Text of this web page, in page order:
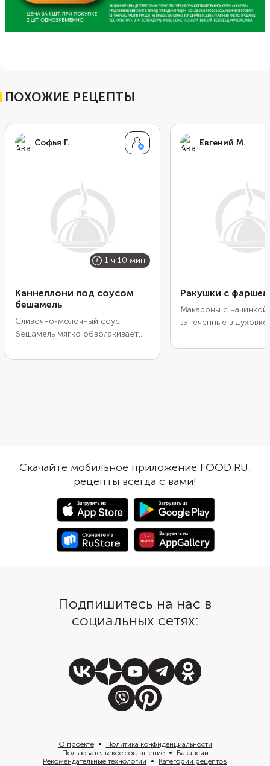
ПОХОЖИЕ РЕЦЕПТЫ
Софья Г.
1 ч 10 мин
Каннеллони под соусом
бешамель
Сливочно-молочный соус
бешамель мягко обволакивает
начиненные фаршем в томатной
характерный пикантный вкус, не
забудьте присыпать слой соуса
тертым твердым сыром.
Евгений М.
Ракушки с фаршем
Макароны с
запеченные в духовке,
и сытными. А
макароны нужно
приготовления, пока
горячие. Для
дополнить их с
овощами или
Скачайте мобильное приложение FOOD.RU:
рецепты всегда с вами!
Подпишитесь на нас в
социальных сетях:
О проекте
Политика конфиденциальности
Пользовательское соглашение
Вакансии
Рекомендательные технологии
Категории рецептов